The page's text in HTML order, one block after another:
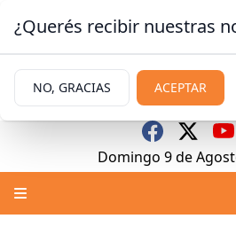
Domingo 9de
¿Querés recibir nuestras
NO, GRACIAS ACEPTAR